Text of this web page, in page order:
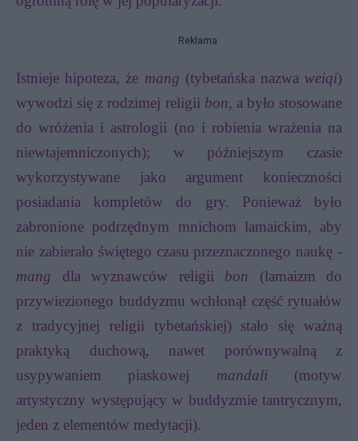
Reklama
Istnieje hipoteza, że mang (tybetańska nazwa weiqi)
wywodzi się z rodzimej religii bon, a było stosowane
do wróżenia i astrologii (no i robienia wrażenia na
niewtajemniczonych); w późniejszym czasie
wykorzystywane jako argument konieczności
posiadania kompletów do gry. Ponieważ było
zabronione podrzędnym mnichom lamaickim, aby
nie zabierało świętego czasu przeznaczonego naukę -
mang dla wyznawców religii bon (lamaizm do
przywiezionego buddyzmu wchłonął część rytuałów
z tradycyjnej religii tybetańskiej) stało się ważną
praktyką duchową, nawet porównywalną z
usypywaniem piaskowej mandali(motyw
artystyczny występujący w buddyzmie tantrycznym,
jeden z elementów medytacji).